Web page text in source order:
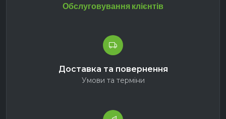
Обслуговування клієнтів
Доставка та повернення
Умови та терміни